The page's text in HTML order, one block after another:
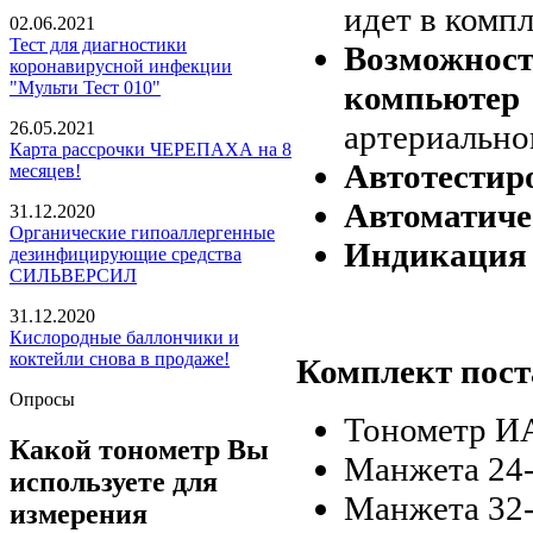
02.06.2021
Тест для диагностики
коронавирусной инфекции
"Мульти Тест 010"
26.05.2021
Карта рассрочки ЧЕРЕПАХА на 8
месяцев!
31.12.2020
Органические гипоаллергенные
дезинфицирующие средства
СИЛЬВЕРСИЛ
31.12.2020
Кислородные баллончики и
коктейли снова в продаже!
Опросы
Какой тонометр Вы
используете для
измерения
идет в
компьютер
Комплект
Тонометр
Манжета
Манжета